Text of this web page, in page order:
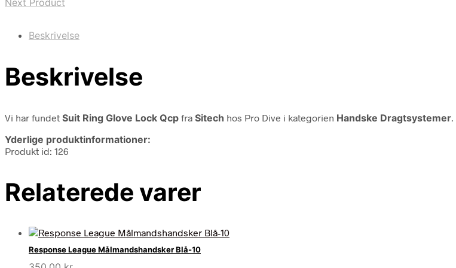
Beskrivelse
Beskrivelse
Vi har fundet Suit Ring Glove Lock Qcp fra Sitech hos Pro Dive i kategorien Handske Dragtsystemer
Yderlige produktinformationer:
Produkt id: 126
Relaterede varer
Response League Målmandshandsker Blå-10